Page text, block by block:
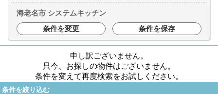
海老名市 システムキッチン
条件を変更
条件を保存
申し訳ございません。
只今、お探しの物件はございません。
条件を変えて再度検索をお試しください。
条件を絞り込む